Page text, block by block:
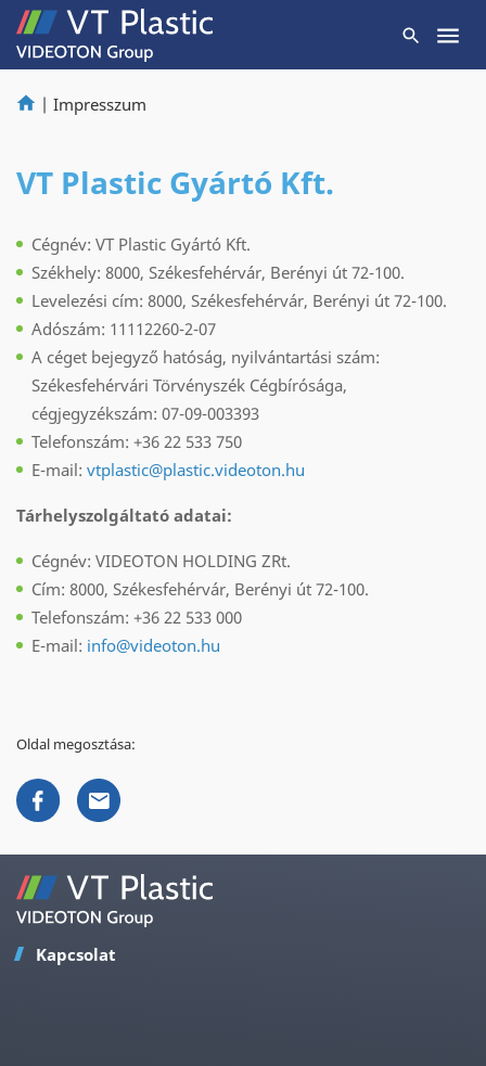
| Impresszum
VT Plastic Gyártó Kft.
Cégnév: VT Plastic Gyártó Kft.
Székhely: 8000, Székesfehérvár, Berényi út 72-100.
Levelezési cím: 8000, Székesfehérvár, Berényi út 72-100.
Adószám: 11112260-2-07
A céget bejegyző hatóság, nyilvántartási szám:
Székesfehérvári Törvényszék Cégbírósága,
cégjegyzékszám: 07-09-003393
Telefonszám: +36 22 533 750
E-mail: vtplastic@plastic.videoton.hu
Tárhelyszolgáltató adatai:
Cégnév: VIDEOTON HOLDING ZRt.
Cím: 8000, Székesfehérvár, Berényi út 72-100.
Telefonszám: +36 22 533 000
E-mail: info@videoton.hu
Oldal megosztása:
Kapcsolat